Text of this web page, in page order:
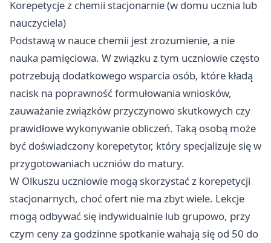
Korepetycje z chemii stacjonarnie (w domu ucznia lub
nauczyciela)
Podstawą w nauce chemii jest zrozumienie, a nie
nauka pamięciowa. W związku z tym uczniowie często
potrzebują dodatkowego wsparcia osób, które kładą
nacisk na poprawność formułowania wniosków,
zauważanie związków przyczynowo skutkowych czy
prawidłowe wykonywanie obliczeń. Taką osobą może
być doświadczony korepetytor, który specjalizuje się w
przygotowaniach uczniów do matury.
W Olkuszu uczniowie mogą skorzystać z korepetycji
stacjonarnych, choć ofert nie ma zbyt wiele. Lekcje
mogą odbywać się indywidualnie lub grupowo, przy
czym ceny za godzinne spotkanie wahają się od 50 do